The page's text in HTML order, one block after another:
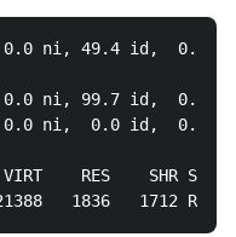
0.0 ni, 49.4 id,  0.0
0.0 ni, 99.7 id,  0.0
0.0 ni,  0.0 id,  0.0
RES    SHR S